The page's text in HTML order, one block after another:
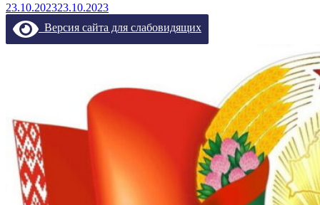
23.10.202323.10.2023
Версия сайта для слабовидящих